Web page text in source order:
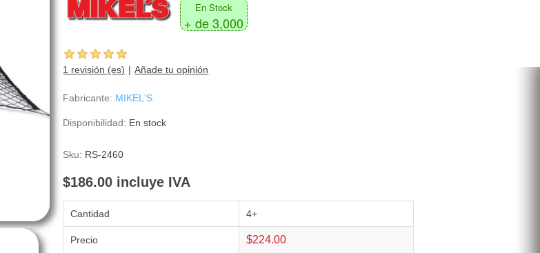
En Stock
+ de 3,000
1 revisión (es) Añade tu opinión
Fabricante: MIKEL'S
Disponibilidad: En stock
Sku: RS-2460
$186.00 incluye IVA
Cantidad 4+
Precio $224.00